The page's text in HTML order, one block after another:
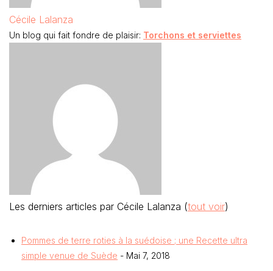
Cécile Lalanza
Un blog qui fait fondre de plaisir: Torchons et serviettes
Les derniers articles par Cécile Lalanza (tout voir)
Pommes de terre roties à la suédoise ; une Recette ultra
simple venue de Suède - Mai 7, 2018